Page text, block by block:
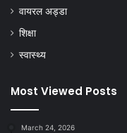
वायरल अड्डा
शिक्षा
स्वास्थ्य
Most Viewed Posts
March 24, 2026